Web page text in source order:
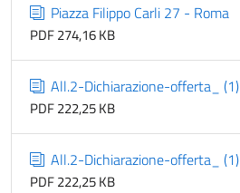
Piazza Filippo Carli 27 - Roma
PDF 274,16 KB
All.2-Dichiarazione-offerta_ (1)
PDF 222,25 KB
All.2-Dichiarazione-offerta_ (1)
PDF 222,25 KB